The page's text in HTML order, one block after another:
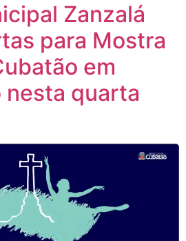
Zanzalá
para Mostra
em
quarta